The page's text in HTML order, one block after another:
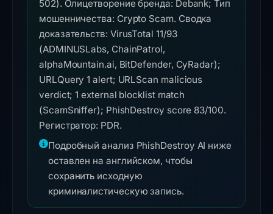
502). Олицетворение бренда: Debank; Тип
мошенничества: Crypto Scam. Сводка
доказательств: VirusTotal 11/93
(ADMINUSLabs, ChainPatrol,
alphaMountain.ai, BitDefender, CyRadar);
URLQuery 1 alert; URLScan malicious
verdict; 1 external blocklist match
(ScamSniffer); PhishDestroy score 83/100.
Регистратор: PDR.
Подробный анализ PhishDestroy AI ниже
оставлен на английском, чтобы
сохранить исходную
криминалистическую запись.